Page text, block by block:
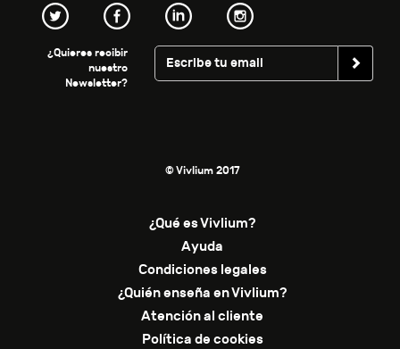
¿Quieres recibir
nuestro
Newsletter?
© Vivlium 2017
¿Qué es Vivlium?
Ayuda
Condiciones legales
¿Quién enseña en Vivlium?
Atención al cliente
Política de cookies